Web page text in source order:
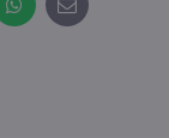
WhatsApp
E-
mail